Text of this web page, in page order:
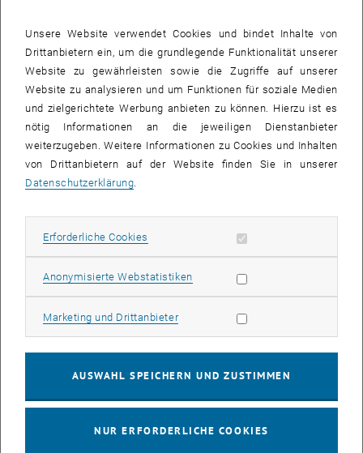
Location
Gespielt wird am Golfclub Spillern, einem 84 ha großen 18-Loch
Platz. Die Anlage ist direkt nördlich von Wien gelegen und leicht
erreichbar. Für unsere auswärtigen Gäste organisieren wir gerne
den Transport.
Ablauf
Der erste Flight startet ab 10 Uhr. Während des Turniers ist für die
Rundenverpflegung gesorgt. Den Abschluss bildet ein
stattfindet.
Jedes Mitglied des siegreichen Teams erhält eine Trophäe,
zusätzlich werden „Nearest to the Pin“ sowie „Longest Drive“
prämiert.
Ort: Golfclub Spillern (<link http:
www.gcspillern.at>www.gcspillern.at)
Nenngeld: 70 Euro
Unsere Website verwendet Cookies und bindet Inhalte von
Drittanbietern ein, um die grundlegende Funktionalität unserer
Website zu gewährleisten sowie die Zugriffe auf unserer
Website zu analysieren und um Funktionen für soziale Medien
und zielgerichtete Werbung anbieten zu können. Hierzu ist es
nötig Informationen an die jeweiligen Dienstanbieter
weiterzugeben. Weitere Informationen zu Cookies und Inhalten
von Drittanbietern auf der Website finden Sie in unserer
Datenschutzerklärung.
Erforderliche Cookies Erforderliche Cookies zulassen
Anonymisierte WebstatistikenStatistik Cookies zulassen
Marketing und DrittanbieterMarketing Cookies zulassen
AUSWAHL SPEICHERN UND ZUSTIMMEN
NUR ERFORDERLICHE COOKIES